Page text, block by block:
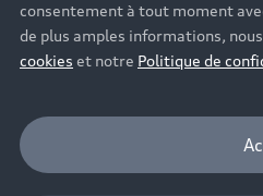
consentement à tout moment
de plus amples informations,
cookies et notre Politique de